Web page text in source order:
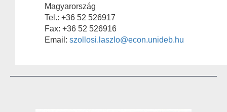
Magyarország
Tel.: +36 52 526917
Fax: +36 52 526916
Email: szollosi.laszlo@econ.unideb.hu